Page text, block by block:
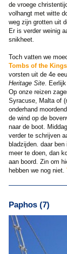
de vroege
volhangt met witte
weg zijn grotten uit
Er is verder weinig
snikheet.
Toch vatten we
Tombs of the Kings
vorsten uit de 4e
Heritage Site. Eerlijk
Op onze reizen
Syracuse, Malta of
onderhand
de wind op de
naar de boot.
verder te schrijven
bladzijden. daar
meer te doen, dan
aan boord. Zin om
hebben we nog niet.
Paphos (7)